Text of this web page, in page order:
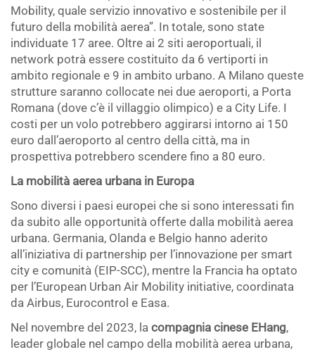
Mobility, quale servizio innovativo e sostenibile per il
futuro della mobilità aerea”. In totale, sono state
individuate 17 aree. Oltre ai 2 siti aeroportuali, il
network potrà essere costituito da 6 vertiporti in
ambito regionale e 9 in ambito urbano. A Milano queste
strutture saranno collocate nei due aeroporti, a Porta
Romana (dove c’è il villaggio olimpico) e a City Life. I
costi per un volo potrebbero aggirarsi intorno ai 150
euro dall’aeroporto al centro della città, ma in
prospettiva potrebbero scendere fino a 80 euro.
La mobilità aerea urbana in Europa
Sono diversi i paesi europei che si sono interessati fin
da subito alle opportunità offerte dalla mobilità aerea
urbana. Germania, Olanda e Belgio hanno aderito
all’iniziativa di partnership per l’innovazione per smart
city e comunità (EIP-SCC), mentre la Francia ha optato
per l’European Urban Air Mobility initiative, coordinata
da Airbus, Eurocontrol e Easa.
Nel novembre del 2023, la compagnia cinese EHang,
leader globale nel campo della mobilità aerea urbana,